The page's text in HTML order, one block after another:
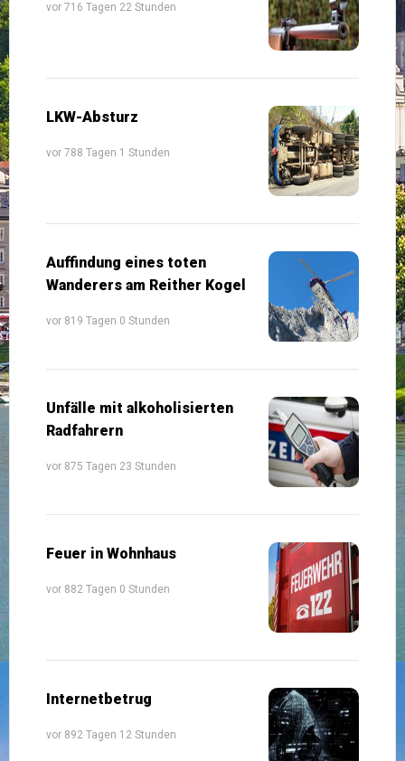
vor 716 Tagen 22 Stunden
LKW-Absturz
vor 788 Tagen 1 Stunden
Auffindung eines toten
Wanderers am Reither Kogel
vor 819 Tagen 0 Stunden
Unfälle mit alkoholisierten
Radfahrern
vor 875 Tagen 23 Stunden
Feuer in Wohnhaus
vor 882 Tagen 0 Stunden
Internetbetrug
vor 892 Tagen 12 Stunden